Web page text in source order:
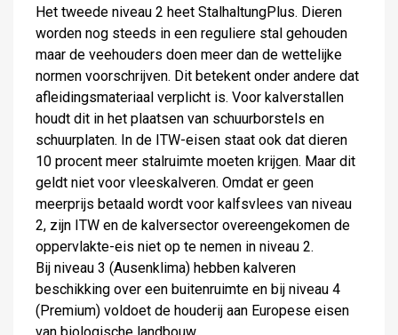
Het tweede niveau 2 heet StalhaltungPlus. Dieren
worden nog steeds in een reguliere stal gehouden
maar de veehouders doen meer dan de wettelijke
normen voorschrijven. Dit betekent onder andere dat
afleidingsmateriaal verplicht is. Voor kalverstallen
houdt dit in het plaatsen van schuurborstels en
schuurplaten. In de ITW-eisen staat ook dat dieren
10 procent meer stalruimte moeten krijgen. Maar dit
geldt niet voor vleeskalveren. Omdat er geen
meerprijs betaald wordt voor kalfsvlees van niveau
2, zijn ITW en de kalversector overeengekomen de
oppervlakte-eis niet op te nemen in niveau 2.
Bij niveau 3 (Ausenklima) hebben kalveren
beschikking over een buitenruimte en bij niveau 4
(Premium) voldoet de houderij aan Europese eisen
van biologische landbouw.